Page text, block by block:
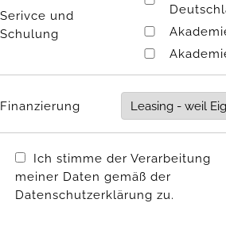
Serivce und
Schulung
Finanzierung
Ich stimme der Verarbeitung
meiner Daten gemäß der
Datenschutzerklärung zu.